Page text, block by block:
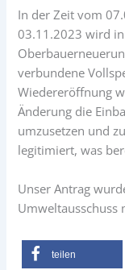
In der Zeit vom
03.11.2023 wird
verbundene
Wiedereröffnung
Änderung die
umzusetzen und
legitimiert, was
Unser Antrag
teilen